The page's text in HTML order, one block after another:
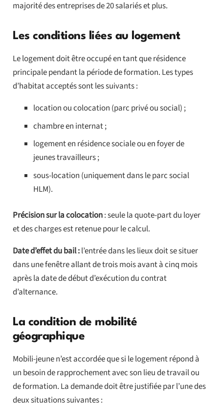
majorité des entreprises de 20 salariés et plus.
Les conditions liées au logement
Le logement doit être occupé en tant que résidence
principale pendant la période de formation. Les types
d’habitat acceptés sont les suivants :
location ou colocation (parc privé ou social) ;
chambre en internat ;
logement en résidence sociale ou en foyer de
jeunes travailleurs ;
sous-location (uniquement dans le parc social
HLM).
Précision sur la colocation: seule la quote-part du loyer
et des charges est retenue pour le calcul.
Date d’effet du bail :l’entrée dans les lieux doit se situer
dans une fenêtre allant de trois mois avant à cinq mois
après la date de début d’exécution du contrat
d’alternance.
La condition de mobilité
géographique
Mobili-jeune n’est accordée que si le logement répond à
un besoin de rapprochement avec son lieu de travail ou
de formation. La demande doit être justifiée par l’une des
deux situations suivantes :